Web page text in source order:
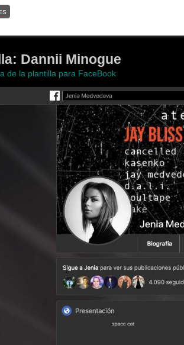
Dannii Minogue
de la plantilla para FaceBook